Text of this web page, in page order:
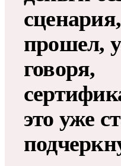
прошел,
говоря,
это уже